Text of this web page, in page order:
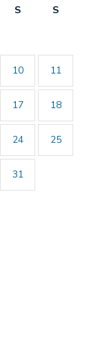
S
S
10 11
17 18
24 25
31